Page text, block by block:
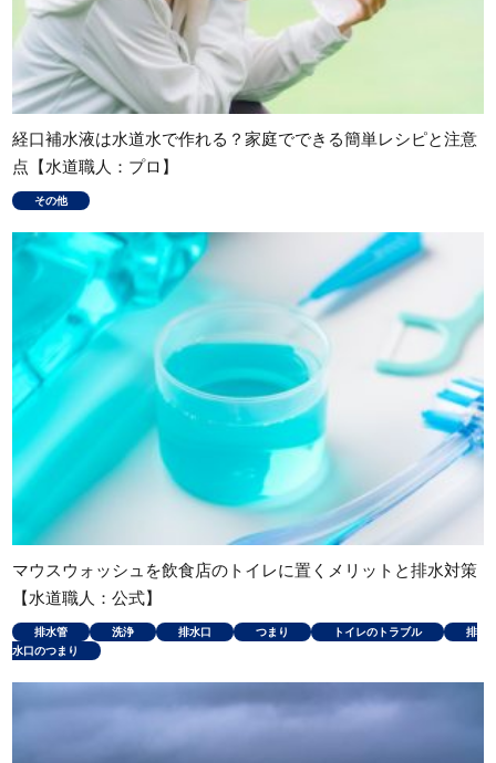
経口補水液は水道水で作れる？家庭でできる簡単レシピと注意
点【水道職人：プロ】
その他
マウスウォッシュを飲食店のトイレに置くメリットと排水対策
【水道職人：公式】
排水管 洗浄 排水口 つまり トイレのトラブル
排
水口のつまり